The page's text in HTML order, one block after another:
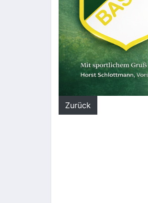
Zurück